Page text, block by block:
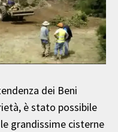
dei Beni
è stato possibile
grandissime cisterne